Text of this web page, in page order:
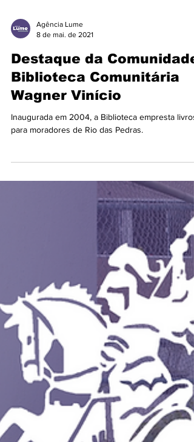
Agência Lume
8 de mai. de 2021
Destaque da
Biblioteca Comunitária
Wagner Vinício
Inaugurada em 2004, a Biblioteca empresta livros